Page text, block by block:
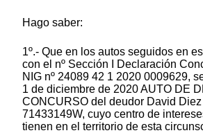
Hago saber:
1º.- Que en los autos seguidos en
con el nº Sección I Declaración
NIG nº 24089 42 1 2020 0009629,
1 de diciembre de 2020 AUTO DE
CONCURSO del deudor David
71433149W, cuyo centro de
tienen en el territorio de esta